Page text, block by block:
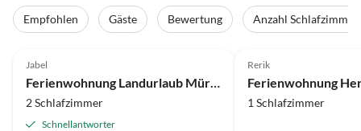
Empfohlen Gäste Bewertung Anzahl Schlafzimmer
Jabel
Ferienwohnung Landurlaub Müritz
2 Schlafzimmer
Schnellantworter
Rerik
1 Schlafzimmer